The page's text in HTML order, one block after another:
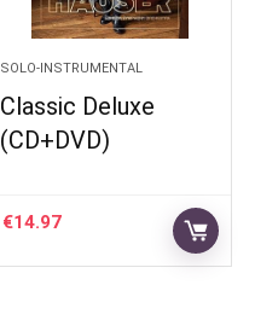
SOLO-INSTRUMENTAL
Classic Deluxe
(CD+DVD)
€14.97